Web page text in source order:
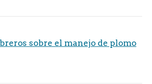
sobre el manejo de plomo